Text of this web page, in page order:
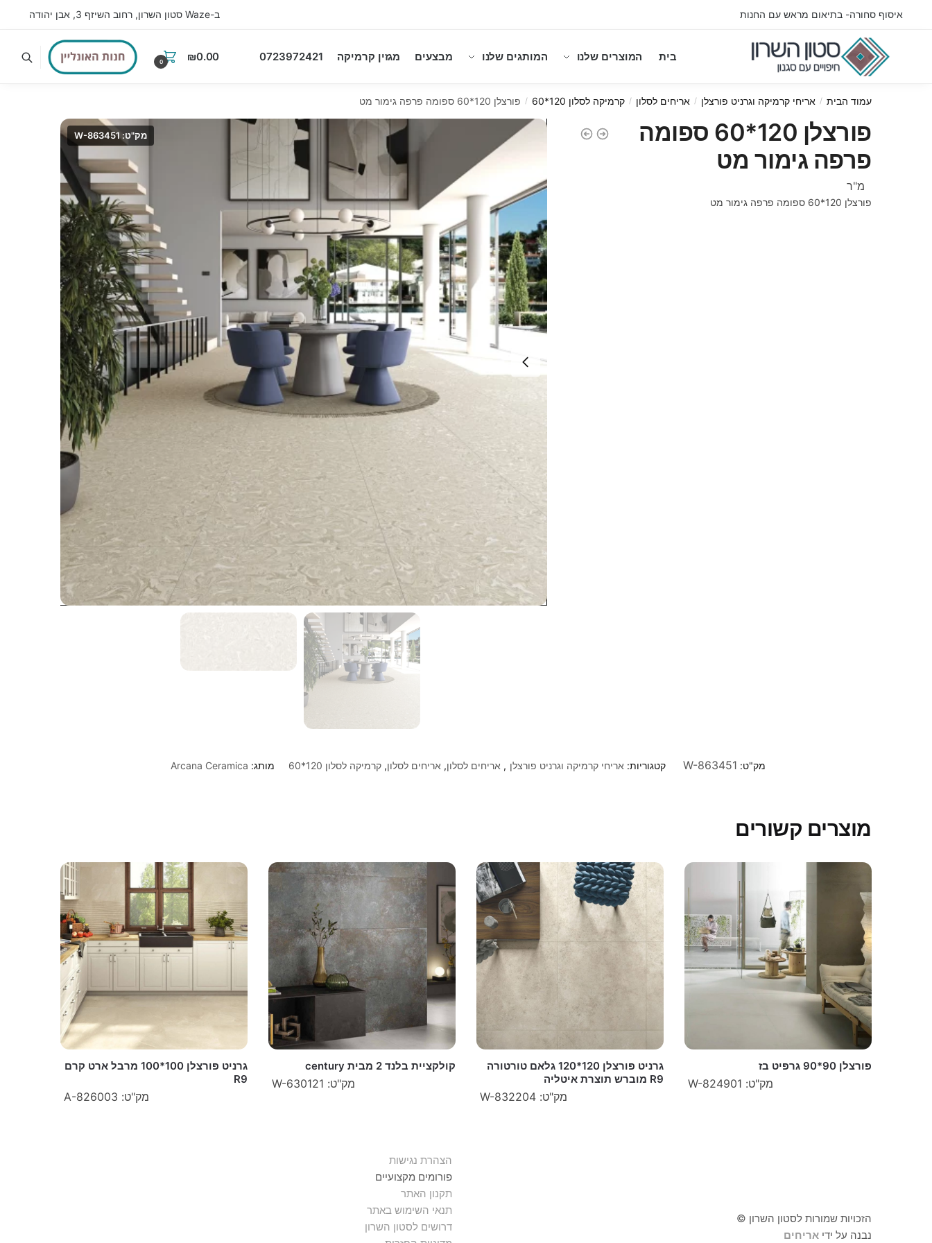
navigation
איסוף סחורה- בתיאום מראש עם החנות ב-Waze סטון השרון, רחוב השיזף 3, אבן יהודה
בית המוצרים שלנו המותגים שלנו מבצעים מגזין קרמיקה 0723972421
₪0.00
0
עמוד הבית / אריחי קרמיקה וגרניט פורצלן / אריחים לסלון / קרמיקה לסלון 120*60 / פורצלן 120*60 ספומה פרפה גימור מט
מק"ט: W-863451
פורצלן 120*60 ספומה
פרפה גימור מט
מ"ר
פורצלן 120*60 ספומה פרפה גימור מט
מק"ט: W-863451 קטגוריות: אריחי קרמיקה וגרניט פורצלן , אריחים לסלון, אריחים לסלון,קרמיקה לסלון 120*60 מותג: Arcana Ceramica
מוצרים קשורים
פורצלן 90*90 גרפיט בז
מק"ט: W-824901
גרניט פורצלן 120*120 גלאם טורטורה
R9 מוברש תוצרת איטליה
מק"ט: W-832204
קולקציית בלנד 2 מבית century
מק"ט: W-630121
גרניט פורצלן 100*100 מרבל ארט קרם
R9
מק"ט: A-826003
הזכויות שמורות לסטון השרון ©
נבנה על ידי אריחים
הצהרת נגישות
פורומים מקצועיים
תקנון האתר
תנאי השימוש באתר
דרושים לסטון השרון